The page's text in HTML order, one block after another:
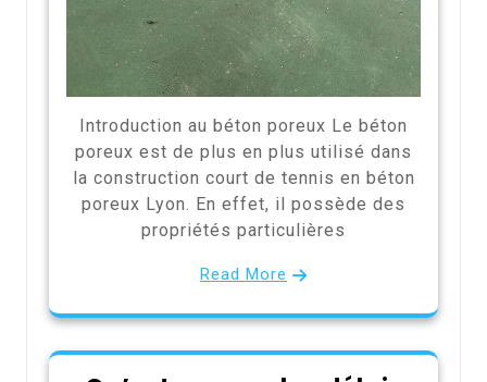
Introduction au béton poreux Le béton
poreux est de plus en plus utilisé dans
la construction court de tennis en béton
poreux Lyon. En effet, il possède des
propriétés particulières
Read More